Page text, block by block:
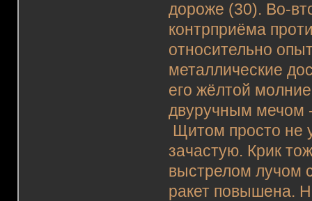
дороже (30). Во-
контрприёма
относительно
металлические
его жёлтой
двуручным мечом
Щитом просто не
зачастую. Крик
выстрелом лучом
ракет повышена.